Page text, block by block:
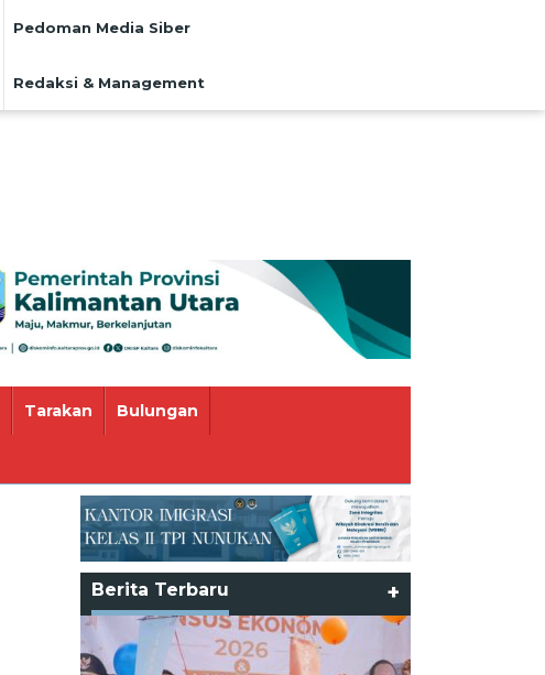
Pedoman Media Siber
Redaksi & Management
Tarakan Bulungan
Berita Terbaru +